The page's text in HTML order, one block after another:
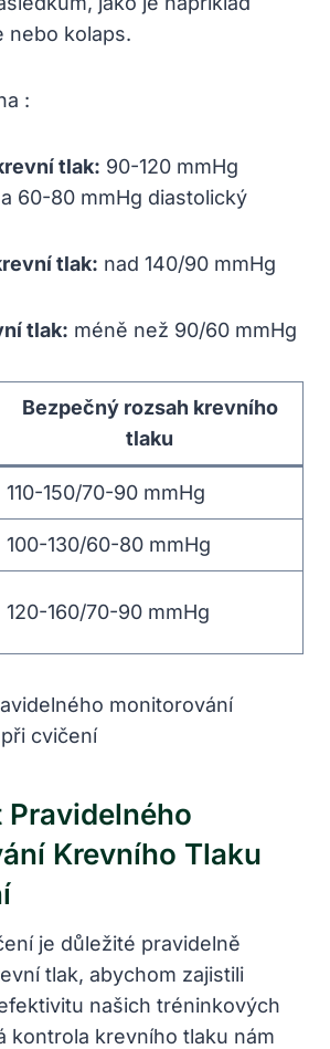
nebo kolaps.
:
tlak: 90-120 mmHg
60-80 mmHg diastolický
tlak: nad 140/90 mmHg
tlak: méně než 90/60 mmHg
Bezpečný rozsah krevního
tlaku
110-150/70-90 mmHg
100-130/60-80 mmHg
120-160/70-90 mmHg
Krevního Tlaku
je důležité pravidelně
tlak, abychom zajistili
našich tréninkových
kontrola krevního tlaku nám